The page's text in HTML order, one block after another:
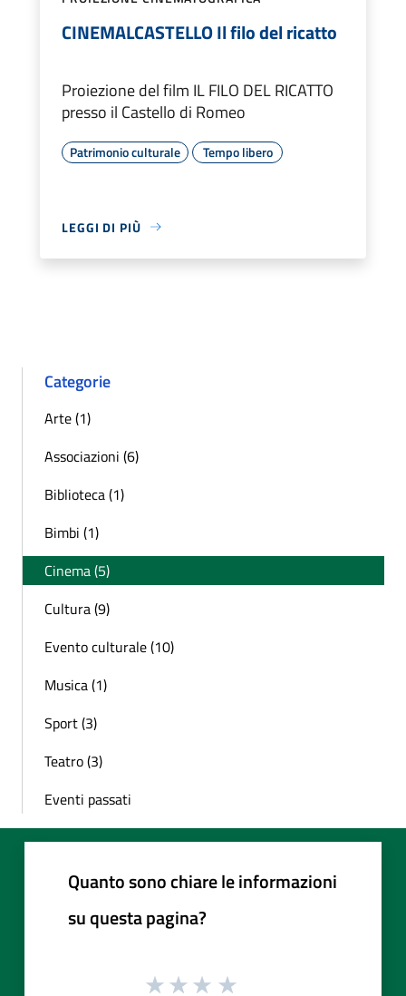
CINEMALCASTELLO Il filo del ricatto
Proiezione del film IL FILO DEL RICATTO
presso il Castello di Romeo
Patrimonio culturale Tempo libero
LEGGI DI PIÙ
Categorie
Arte (1)
Associazioni (6)
Biblioteca (1)
Bimbi (1)
Cinema (5)
Cultura (9)
Evento culturale (10)
Musica (1)
Sport (3)
Teatro (3)
Eventi passati
Quanto sono chiare le informazioni
su questa pagina?